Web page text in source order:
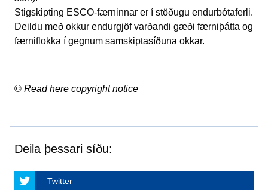
Stigskipting ESCO-færninnar er í stöðugu endurbótaferli.
Deildu með okkur endurgjöf varðandi gæði færniþátta og
færniflokka í gegnum samskiptasíðuna okkar.
© Read here copyright notice
Deila þessari síðu:
Twitter